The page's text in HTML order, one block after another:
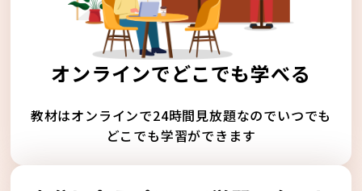
オンラインでどこでも学べる
教材はオンラインで24時間見放題なのでいつでも
どこでも学習ができます